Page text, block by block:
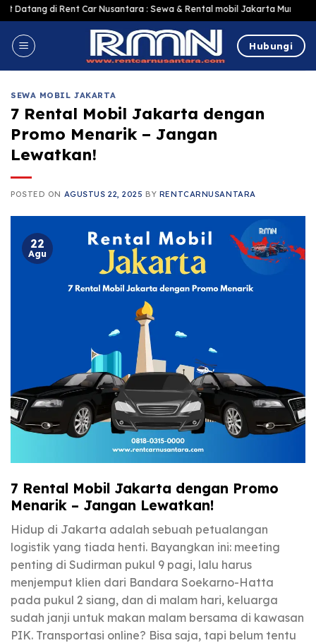
Skip
to
content
di Rent Car Nusantara : Sewa & Rental mobil Jakarta Murah Harga
Hubungi
SEWA MOBIL JAKARTA
7 Rental Mobil Jakarta dengan
Promo Menarik – Jangan
Lewatkan!
POSTED ON AGUSTUS 22, 2025 BY RENTCARNUSANTARA
22
Agu
7 Rental Mobil Jakarta dengan Promo
Menarik – Jangan Lewatkan!
Hidup di Jakarta adalah sebuah petualangan
logistik yang tiada henti. Bayangkan ini: meeting
penting di Sudirman pukul 9 pagi, lalu harus
menjemput klien dari Bandara Soekarno-Hatta
pada pukul 2 siang, dan di malam hari, keluarga
sudah janji untuk makan malam bersama di kawasan
PIK. Transportasi online? Bisa saja, tapi belum tentu